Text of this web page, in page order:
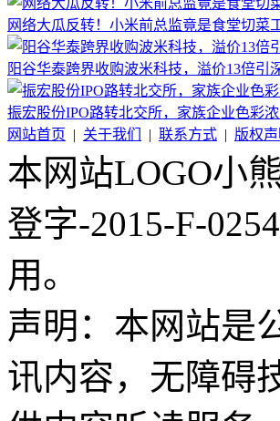
网络大瓜反转！小米前总监竟是食堂切菜
阳谷华泰跨界收购波米科技，溢价13倍引
振宏股份IPO路转北交所，家族企业色彩
网站首页 | 关于我们 | 联系方式 | 版权声
本网站LOGO小
登字-2015-F-
用。
声明：本网站是
讯内容，无障碍